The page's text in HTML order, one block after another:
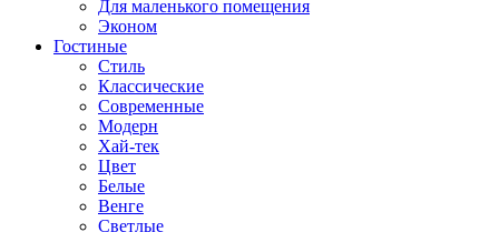
Для маленького помещения
Эконом
Гостиные
Стиль
Классические
Современные
Модерн
Хай-тек
Цвет
Белые
Венге
Светлые